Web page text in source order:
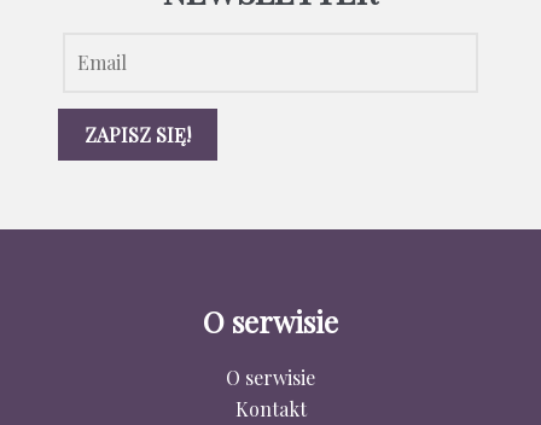
O serwisie
O serwisie
Kontakt